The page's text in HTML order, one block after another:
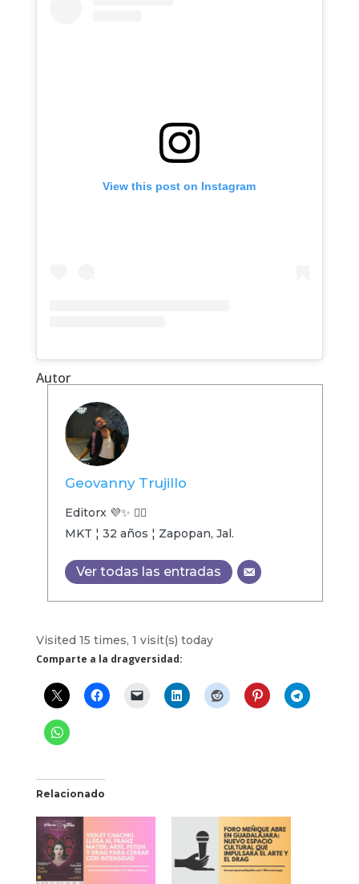
View this post on Instagram
Autor
Geovanny Trujillo
Editorx 💜✨ 🏳️‍🌈
MKT ¦ 32 años ¦ Zapopan, Jal.
Ver todas las entradas
Visited 15 times, 1 visit(s) today
Comparte a la dragversidad:
Relacionado